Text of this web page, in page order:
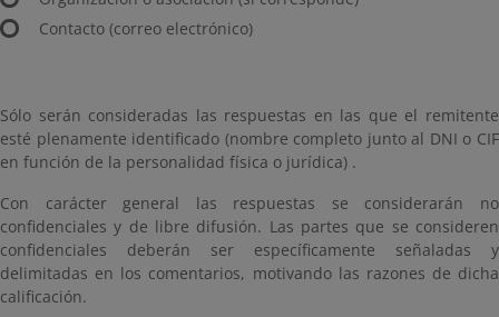
Contacto (correo electrónico)
Sólo serán consideradas las respuestas en las que el remitente
esté plenamente identificado (nombre completo junto al DNI o CIF
en función de la personalidad física o jurídica) .
Con carácter general las respuestas se considerarán no
confidenciales y de libre difusión. Las partes que se consideren
confidenciales deberán ser específicamente señaladas y
delimitadas en los comentarios, motivando las razones de dicha
calificación.